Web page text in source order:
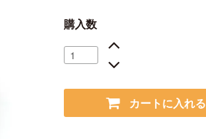
購入数
カートに入れる